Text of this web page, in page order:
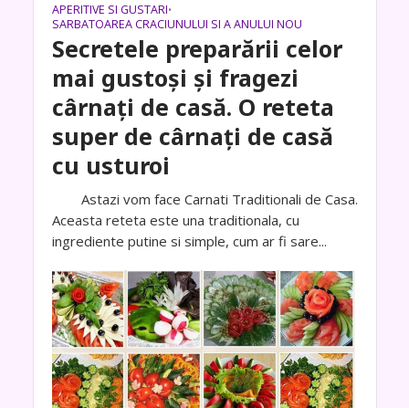
APERITIVE SI GUSTARI•
SARBATOAREA CRACIUNULUI SI A ANULUI NOU
Secretele preparării celor
mai gustoși și fragezi
cârnați de casă. O reteta
super de cârnați de casă
cu usturoi
Astazi vom face Carnati Traditionali de Casa.
Aceasta reteta este una traditionala, cu
ingrediente putine si simple, cum ar fi sare...